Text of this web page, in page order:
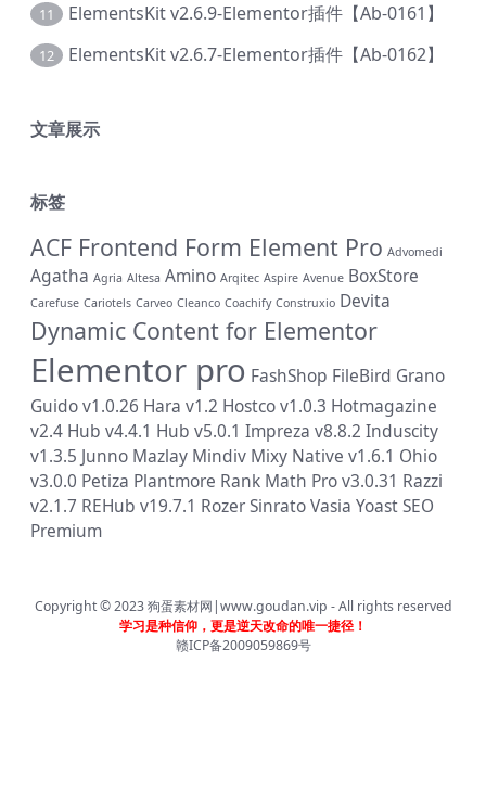
11 ElementsKit v2.6.9-Elementor插件【Ab-0161】
12 ElementsKit v2.6.7-Elementor插件【Ab-0162】
文章展示
标签
ACF Frontend Form Element Pro Advomedi
Agatha Agria Altesa Amino Arqitec Aspire Avenue BoxStore
Carefuse Cariotels Carveo Cleanco Coachify Construxio Devita
Dynamic Content for Elementor
Elementor pro FashShop FileBird Grano
Guido v1.0.26 Hara v1.2 Hostco v1.0.3 Hotmagazine
v2.4 Hub v4.4.1 Hub v5.0.1 Impreza v8.8.2 Induscity
v1.3.5 Junno Mazlay Mindiv Mixy Native v1.6.1 Ohio
v3.0.0 Petiza Plantmore Rank Math Pro v3.0.31 Razzi
v2.1.7 REHub v19.7.1 RozerSinratoVasia Yoast SEO
Premium
Copyright © 2023狗蛋素材网|www.goudan.vip - All rights reserved
学习是种信仰，更是逆天改命的唯一捷径！
赣ICP备2009059869号